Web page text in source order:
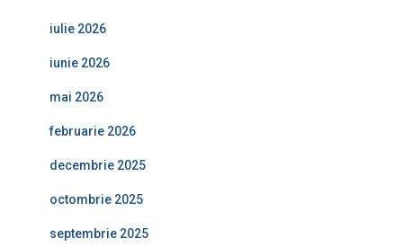
iulie 2026
iunie 2026
mai 2026
februarie 2026
decembrie 2025
octombrie 2025
septembrie 2025